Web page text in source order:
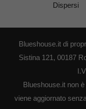
Dispersi
Blueshouse.it di
Sistina 121, 00187
Blueshouse.it non
viene aggiornato